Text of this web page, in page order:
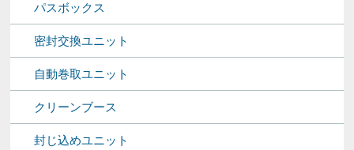
パスボックス
密封交換ユニット
自動巻取ユニット
クリーンブース
封じ込めユニット